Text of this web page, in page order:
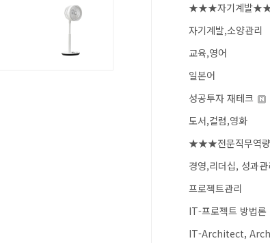
★★★자기계발
자기계발,소양관리
교육,영어
일본어
성공투자 재테크
도서,컬럼,영화
★★★전문직무
경영,리더십, 성과관
프로젝트관리
IT-프로젝트 방법론
IT-Architect,